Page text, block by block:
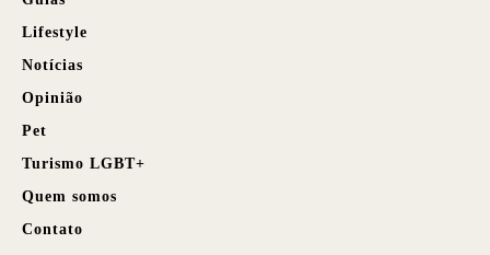
Lifestyle
Notícias
Opinião
Pet
Turismo LGBT+
Quem somos
Contato